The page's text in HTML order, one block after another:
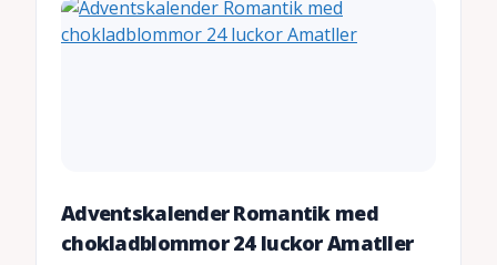
Adventskalender Romantik med
chokladblommor 24 luckor Amatller